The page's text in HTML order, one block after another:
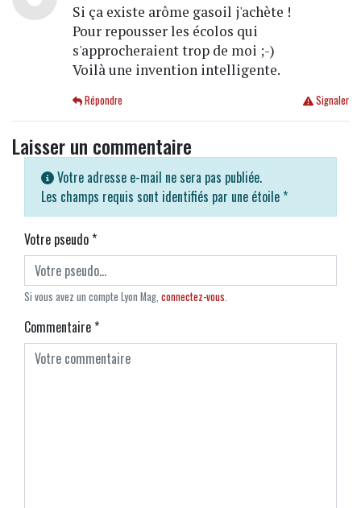
Si ça existe arôme gasoil j'achète !
Pour repousser les écolos qui
s'approcheraient trop de moi ;-)
Voilà une invention intelligente.
Signaler
Répondre
Laisser un commentaire
Votre adresse e-mail ne sera pas publiée.
Les champs requis sont identifiés par une étoile *
Votre pseudo*
Si vous avez un compte Lyon Mag, connectez-vous.
Commentaire*